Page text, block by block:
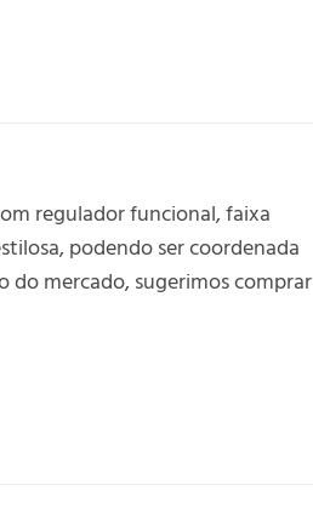
regulador funcional, faixa
podendo ser coordenada
do mercado, sugerimos comprar